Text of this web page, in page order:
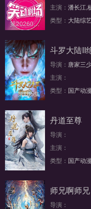
第20260807期
主演： 潘长江,
类型： 大陆综
第165集
斗罗大陆II
导演： 唐家三
主演：
类型： 国产动漫
第187集
丹道至尊
导演：
主演：
类型： 国产动漫
师兄啊师兄
导演：